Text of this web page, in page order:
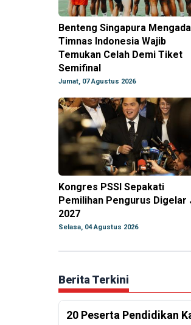
Benteng Singapura
Timnas Indonesia Wajib
Temukan Celah Demi Tiket
Semifinal
Jumat, 07 Agustus 2026
Kongres PSSI Sepakati
Pemilihan Pengurus Digelar
2027
Selasa, 04 Agustus 2026
Berita Terkini
20 Peserta Pendidikan